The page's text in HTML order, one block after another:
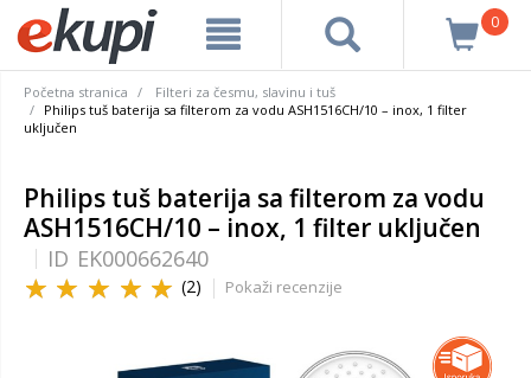
0
Početna stranica
Filteri za česmu, slavinu i tuš
Philips tuš baterija sa filterom za vodu ASH1516CH/10 – inox, 1 filter
uključen
Philips tuš baterija sa filterom za vodu
ASH1516CH/10 – inox, 1 filter uključen
ID EK000662640
(2) Pokaži recenzije